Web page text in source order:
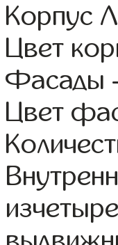
Корпус
Цвет
Фасады
Цвет